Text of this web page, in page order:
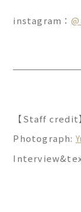
instagram：
【Staff credit
Photograph: